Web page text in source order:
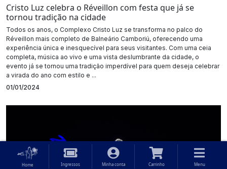
Cristo Luz celebra o Réveillon com festa que já se
tornou tradição na cidade
Todos os anos, o Complexo Cristo Luz se transforma no palco do
Réveillon mais completo de Balneário Camboriú, oferecendo uma
experiência única e inesquecível para seus visitantes. Com uma ceia
completa, música ao vivo e uma vista deslumbrante da cidade, o
evento já se tornou uma tradição imperdível para quem deseja celebrar
a virada do ano com estilo e ...
01/01/2024
Home Ingressos Minha conta Carrinho Menu